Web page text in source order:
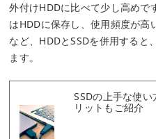
外付けHDDに比べて少し高めで
はHDDに保存し、使用頻度が高
など、HDDとSSDを併用すると
ます。
SSDの上手な使
リットもご紹介